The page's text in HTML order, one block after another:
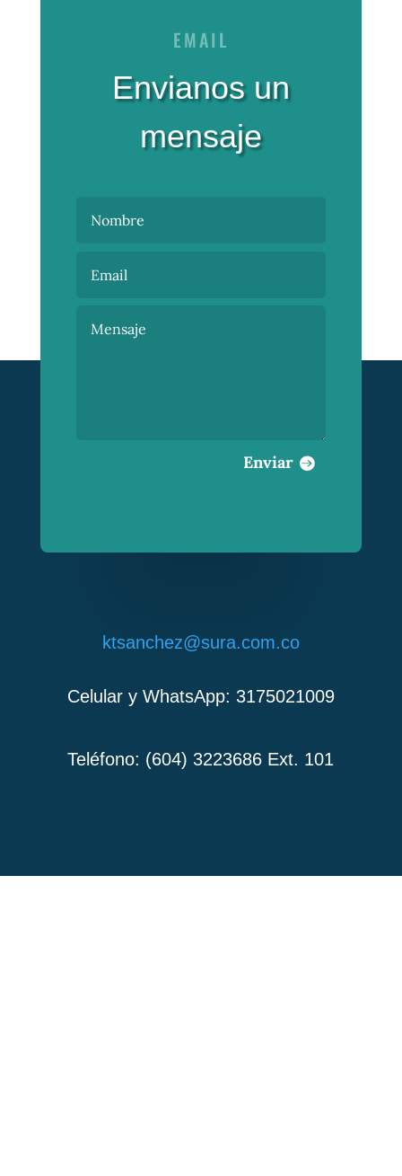
EMAIL
Envianos un
mensaje
Enviar
ktsanchez@sura.com.co
Celular y WhatsApp: 3175021009
Teléfono: (604) 3223686 Ext. 101